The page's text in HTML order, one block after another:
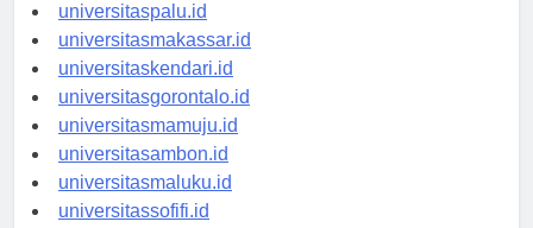
universitaspalu.id
universitasmakassar.id
universitaskendari.id
universitasgorontalo.id
universitasmamuju.id
universitasambon.id
universitasmaluku.id
universitassofifi.id